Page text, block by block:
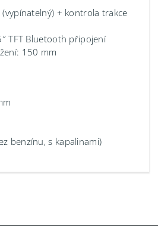
(vypínatelný) + kontrola trakce
TFT Bluetooth připojení
150 mm
benzínu, s kapalinami)